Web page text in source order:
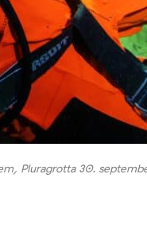
Pluragrotta 30.